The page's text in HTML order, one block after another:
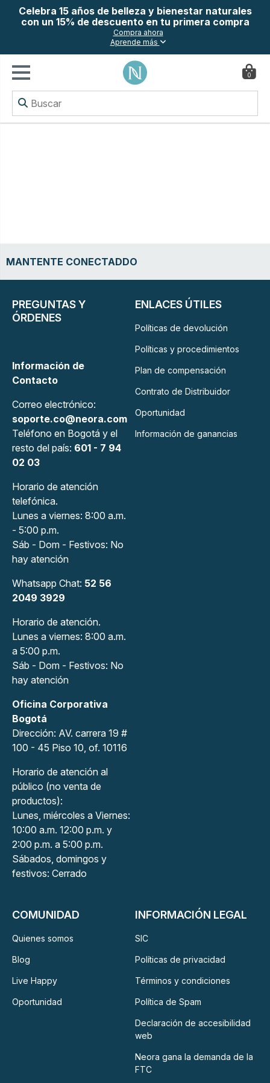
Celebra 15 años de belleza y bienestar naturales
con un 15% de descuento en tu primera compra
Compra ahora
Aprende más
0
MANTENTE CONECTADDO
PREGUNTAS Y
ÓRDENES
Información de
Contacto
Correo electrónico:
soporte.co@neora.com
Teléfono en Bogotá y el
resto del país: 601 - 7 94
02 03
Horario de atención
telefónica.
Lunes a viernes: 8:00 a.m.
- 5:00 p.m.
Sáb - Dom - Festivos: No
hay atención
Whatsapp Chat: 52 56
2049 3929
Horario de atención.
Lunes a viernes: 8:00 a.m.
a 5:00 p.m.
Sáb - Dom - Festivos: No
hay atención
Oficina Corporativa
Bogotá
Dirección: AV. carrera 19 #
100 - 45 Piso 10, of. 10116
Horario de atención al
público (no venta de
productos):
Lunes, miércoles a Viernes:
10:00 a.m. 12:00 p.m. y
2:00 p.m. a 5:00 p.m.
Sábados, domingos y
festivos: Cerrado
ENLACES ÚTILES
Políticas de devolución
Políticas y procedimientos
Plan de compensación
Contrato de Distribuidor
Oportunidad
Información de ganancias
COMUNIDAD
Quienes somos
Blog
Live Happy
Oportunidad
INFORMACIÓN LEGAL
SIC
Políticas de privacidad
Términos y condiciones
Política de Spam
Declaración de accesibilidad
web
Neora gana la demanda de la
FTC